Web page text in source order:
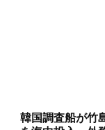
韓国調査船が竹